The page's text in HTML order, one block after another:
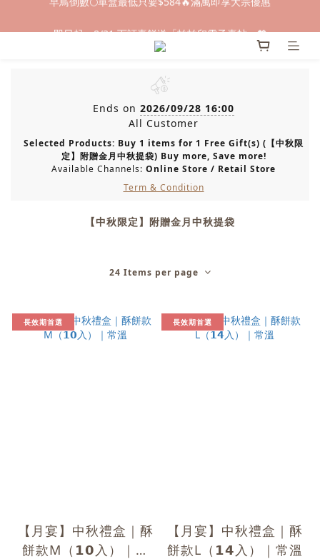
早鳥倒數🌕單盒最低只要$584🔥滿萬即享大宗優惠
Ends on 2026/09/28 16:00
All Customer
Selected Products: Buy 1 items for 1 Free Gift(s) (【中秋限
定】附贈金月中秋提袋) Buy more, Save more!
Available Channels: Online Store / Retail Store
Term & Condition
【中秋限定】附贈金月中秋提袋
24 Items per page
長效期首選
【月宴】中秋禮盒｜酥
餅款M（𝟭𝟬入）｜常
長效期首選
【月宴】中秋禮盒｜酥
餅款L（𝟭𝟰入）｜常溫